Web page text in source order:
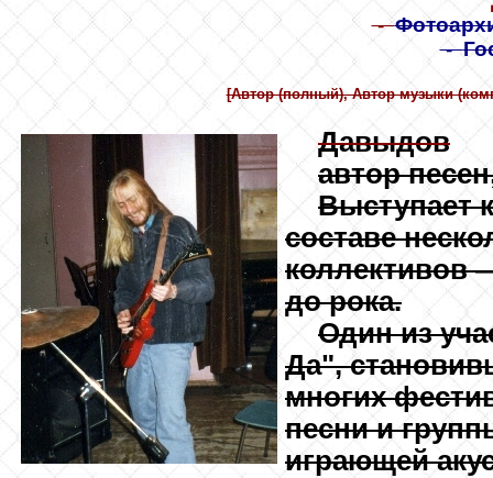
-
-
[Автор (полный), Автор музыки
Давыдов
автор
Выступает
составе
коллективов
до рока.
Один из
Да",
многих
песни и
играющей